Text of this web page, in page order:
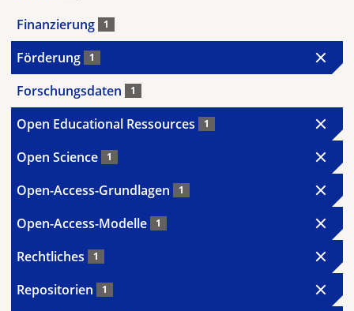
Finanzierung 1
Förderung 1
Forschungsdaten 1
Open Educational Ressources 1
Open Science 1
Open-Access-Grundlagen 1
Open-Access-Modelle 1
Rechtliches 1
Repositorien 1